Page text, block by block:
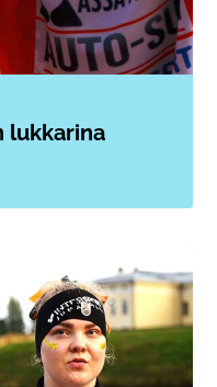
lukkarina